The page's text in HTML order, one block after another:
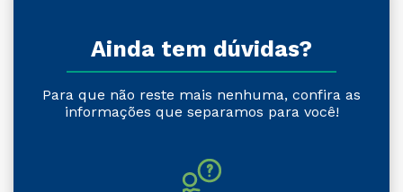
Ainda tem dúvidas?
Para que não reste mais nenhuma, confira as
informações que separamos para você!